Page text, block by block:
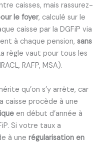
caisses, mais rassurez-
le foyer, calculé sur le
caisse par la DGFiP via
à chaque pension,sans
règle vaut pour tous les
RAFP, MSA).
qu’on s’y arrête, car
caisse procède à une
en début d’année à
Si votre taux a
à unerégularisation en